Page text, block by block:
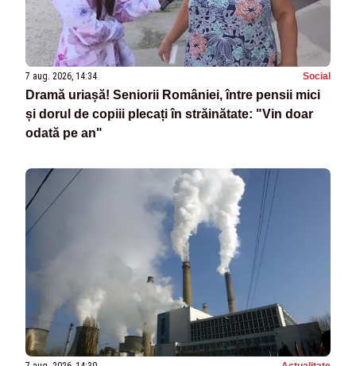
7 aug. 2026, 14:34 Social
Dramă uriașă! Seniorii României, între pensii mici
și dorul de copiii plecați în străinătate: "Vin doar
odată pe an"